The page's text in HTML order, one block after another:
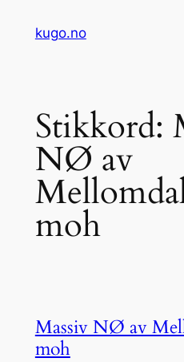
kugo.no
Stikkord:
NØ av
moh
Massiv NØ av
moh